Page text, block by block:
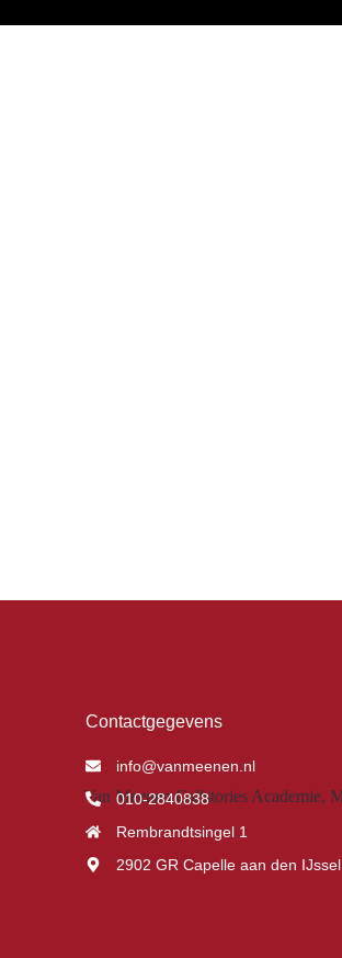
Contactgegevens
info@vanmeenen.nl
010-2840838
Rembrandtsingel 1
2902 GR Capelle aan den IJssel